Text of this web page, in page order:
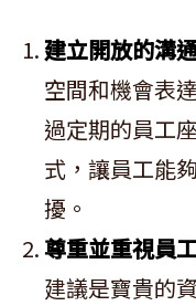
建立開放的溝
空間和機會表
過定期的員工
式，讓員工能
擾。
尊重並重視員
建議是寶貴的